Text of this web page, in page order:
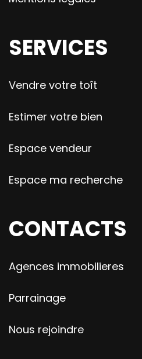
SERVICES
Vendre votre toît
Estimer votre bien
Espace vendeur
Espace ma recherche
CONTACTS
Agences immobilieres
Parrainage
Nous rejoindre